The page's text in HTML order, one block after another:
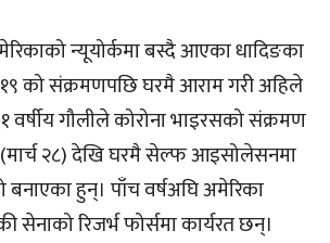
न्यूयोर्कमा बस्दै आएका धादिङका
१९ को संक्रमणपछि घरमै आराम गरी अहिले
गौलीले कोरोना भाइरसको संक्रमण
२८) देखि घरमै सेल्फ आइसोलेसनमा
हुन्। पाँच वर्षअघि अमेरिका
सेनाको रिजर्भ फोर्समा कार्यरत छन्।